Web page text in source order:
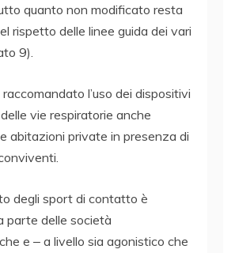
quanto non modificato resta
rispetto delle linee guida dei vari
9).
l’uso dei dispositivi
vie respiratorie anche
abitazioni private in presenza di
degli sport di contatto è
parte delle società
e ‒ a livello sia agonistico che